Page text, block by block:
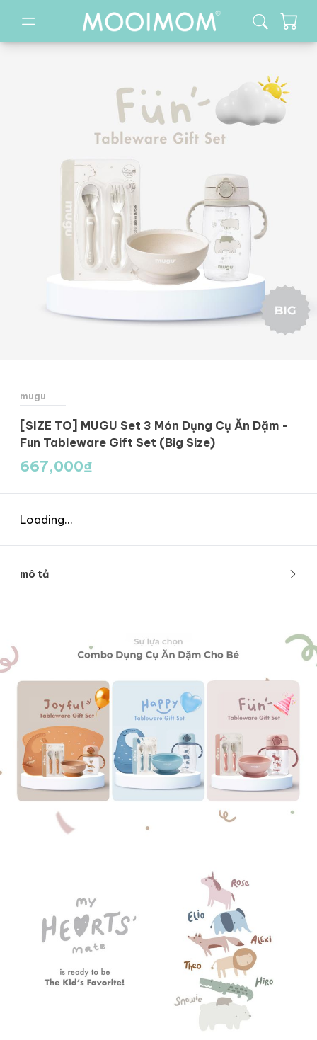
mugu
[SIZE TO] MUGU Set 3 Món Dụng Cụ Ăn Dặm -
Fun Tableware Gift Set (Big Size)
667,000₫
Loading...
mô tả
*1 bát ăn dặm có đế hít chống đổ cao cấp 450ml
*1 bình tập uống nước làm từ tritan và sợi lúa mì cao cấp
350ml
*1 set thìa dĩa (có hộp đựng ngoài đi kèm)
1. Bát ăn dặm có đế hít chống đổ cao cấp
* Được thiết kế tại Úc, bát ăn dặm đế hút chân không
mugu được làm từ chất liệu sợi lúa mì và có đế hút chắc